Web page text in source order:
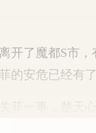
了魔都S市，
的安危已经有